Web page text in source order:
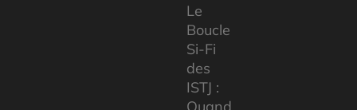
Le
Boucle
Si-Fi
des
ISTJ :
Quand